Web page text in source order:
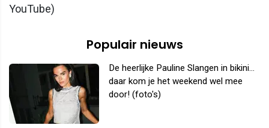
YouTube)
Populair nieuws
De heerlijke Pauline Slangen in bikini...
daar kom je het weekend wel mee
door! (foto's)